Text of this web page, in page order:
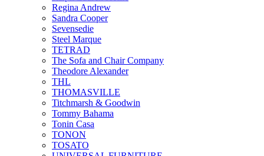
Regina Andrew
Sandra Cooper
Sevensedie
Steel Marque
TETRAD
The Sofa and Chair Company
Theodore Alexander
THL
THOMASVILLE
Titchmarsh & Goodwin
Tommy Bahama
Tonin Casa
TONON
TOSATO